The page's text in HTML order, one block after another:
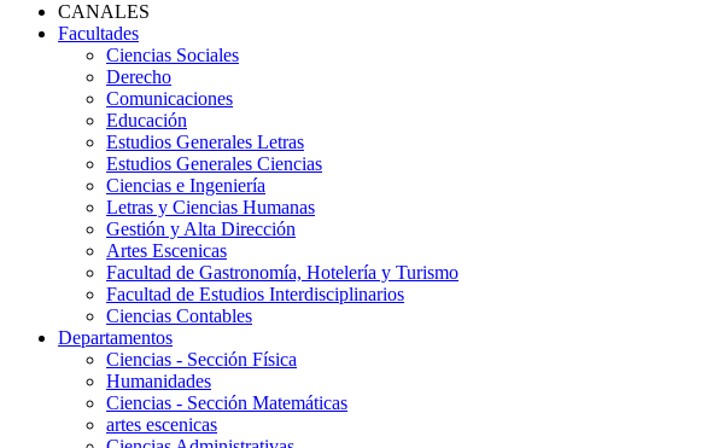
CANALES
Facultades
Ciencias Sociales
Derecho
Comunicaciones
Educación
Estudios Generales Letras
Estudios Generales Ciencias
Ciencias e Ingeniería
Letras y Ciencias Humanas
Gestión y Alta Dirección
Artes Escenicas
Facultad de Gastronomía, Hotelería y Turismo
Facultad de Estudios Interdisciplinarios
Ciencias Contables
Departamentos
Ciencias - Sección Física
Humanidades
Ciencias - Sección Matemáticas
artes escenicas